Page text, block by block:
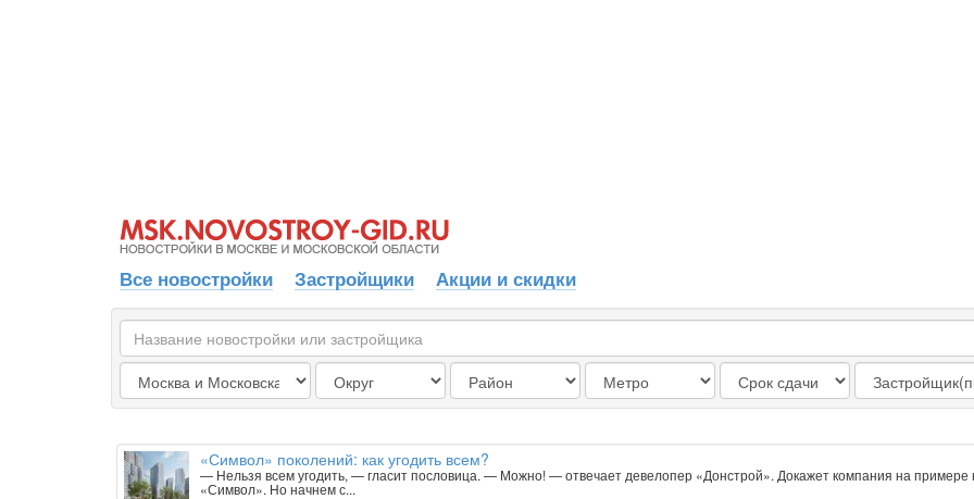
Все новостройки Застройщики Акции и скидки
«Символ» поколений: как угодить всем?
— Нельзя всем угодить, — гласит пословица. — Можно! — отвечает девелопер «Донстрой». Докажет компания на примере
«Символ». Но начнем с...